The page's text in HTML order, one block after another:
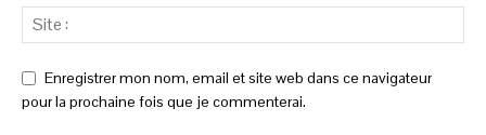
Enregistrer mon nom, email et site web dans ce navigateur
pour la prochaine fois que je commenterai.